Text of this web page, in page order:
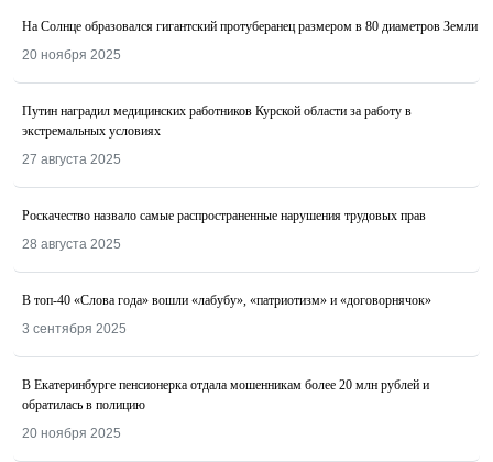
На Солнце образовался гигантский протуберанец размером в 80 диаметров Земли
20 ноября 2025
Путин наградил медицинских работников Курской области за работу в
экстремальных условиях
27 августа 2025
Роскачество назвалo самые распространенные нарушения трудовых прав
28 августа 2025
В топ-40 «Слова года» вошли «лабубу», «патриотизм» и «договорнячок»
3 сентября 2025
В Екатеринбурге пенсионерка отдала мошенникам более 20 млн рублей и
обратилась в полицию
20 ноября 2025